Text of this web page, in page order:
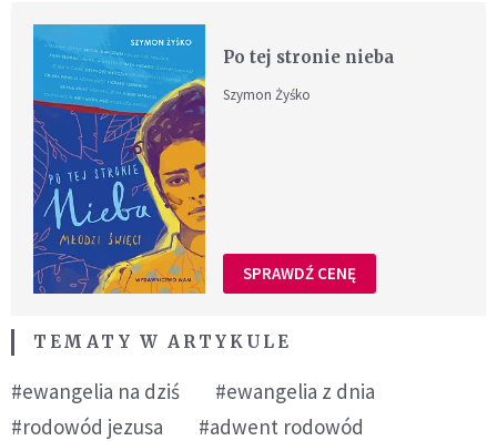
Po tej stronie nieba
Szymon Żyśko
SPRAWDŹ CENĘ
TEMATY W ARTYKULE
#ewangelia na dziś
#ewangelia z dnia
#rodowód jezusa
#adwent rodowód